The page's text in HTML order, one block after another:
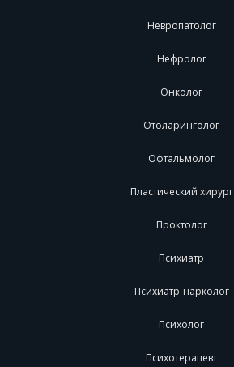
Невропатолог
Нефролог
Онколог
Отоларинголог
Офтальмолог
Пластический хирург
Проктолог
Психиатр
Психиатр-нарколог
Психолог
Психотерапевт